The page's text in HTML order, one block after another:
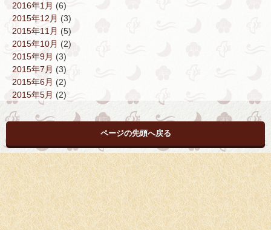
2016年1月 (6)
2015年12月 (3)
2015年11月 (5)
2015年10月 (2)
2015年9月 (3)
2015年7月 (3)
2015年6月 (2)
2015年5月 (2)
ページの先頭へ戻る